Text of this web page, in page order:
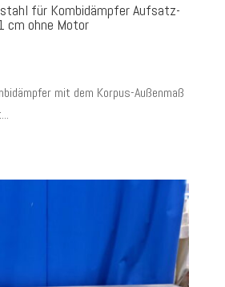
für Kombidämpfer Aufsatz-
cm ohne Motor
mit dem Korpus-Außenmaß